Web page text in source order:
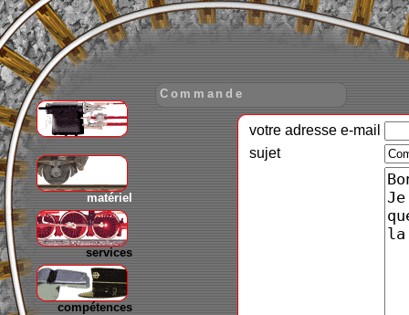
matériel
services
compétences
Commande
votre adresse e-mail
sujet